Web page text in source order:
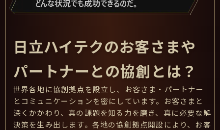
日立ハイテクのお客さまや
パートナーとの協創とは？
世界各地に協創拠点を設立し、お客さま・パートナー
とコミュニケーションを密にしています。お客さまと
深くかかわり、真の課題を知る力を磨き、真に必要な解
決策を生み出します。各地の協創拠点開設により、お客